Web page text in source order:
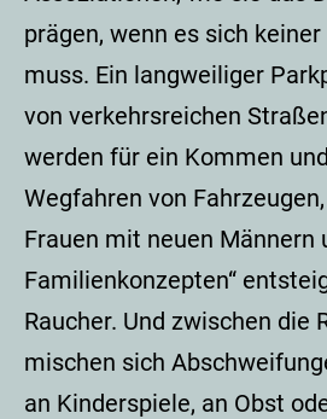
prägen, wenn es sich
muss. Ein langweiliger
von verkehrsreichen
werden für ein Kommen
Wegfahren von
Frauen mit neuen Männern
Familienkonzepten“
Raucher. Und zwischen die
mischen sich
an Kinderspiele, an Obst